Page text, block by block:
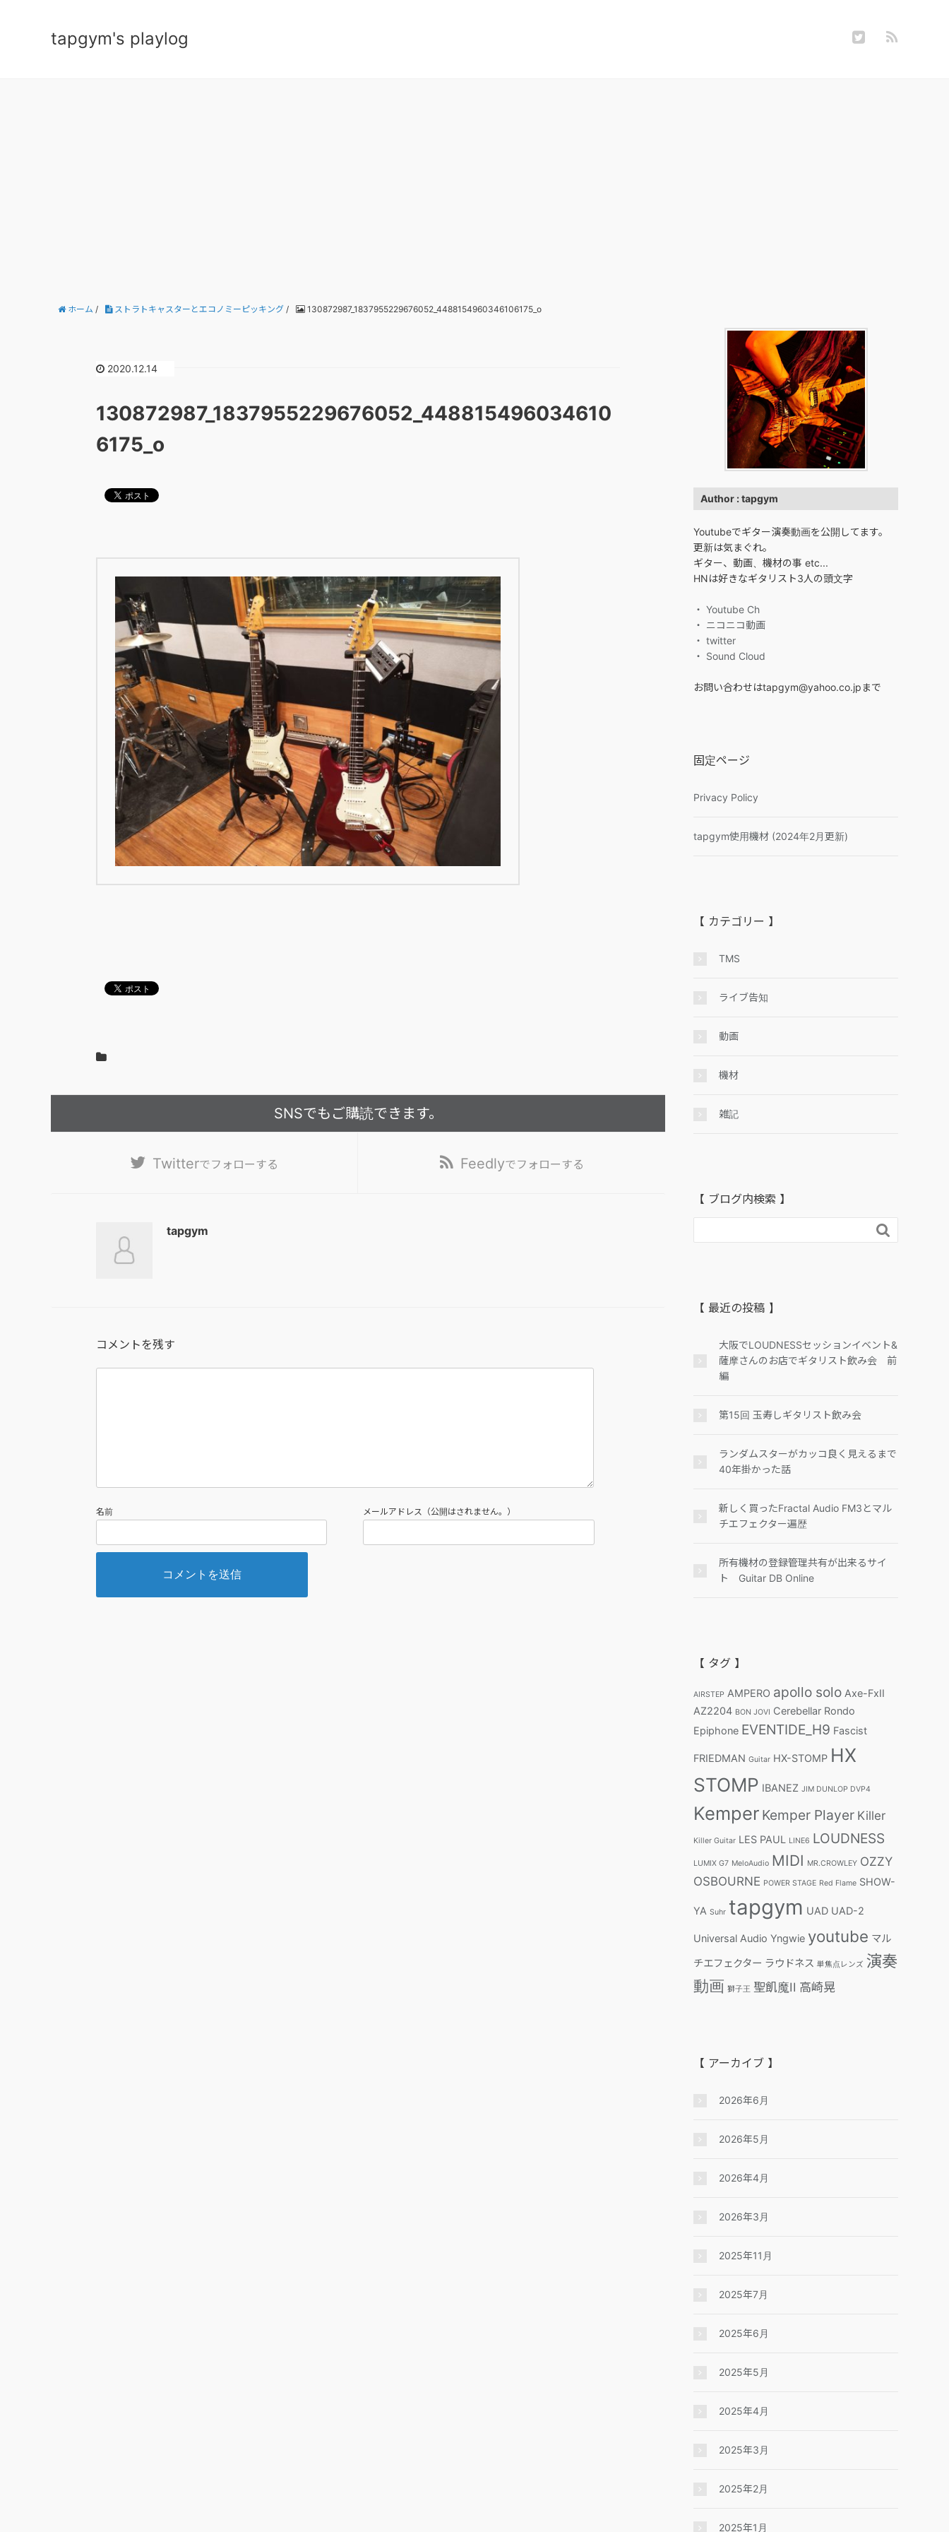
tapgym's playlog
ホーム / ストラトキャスターとエコノミーピッキング / 130872987_1837955229676052_4488154960346106175_o
2020.12.14
130872987_1837955229676052_448815496034610
6175_o
SNSでもご購読できます。
Twitterでフォローする Feedlyでフォローする
tapgym
コメントを残す
名前 メールアドレス（公開はされません。）
Author : tapgym
Youtubeでギター演奏動画を公開してます。
更新は気まぐれ。
ギター、動画、機材の事 etc...
HNは好きなギタリスト3人の頭文字
・ Youtube Ch
・ ニコニコ動画
・ twitter
・ Sound Cloud
お問い合わせはtapgym@yahoo.co.jpまで
固定ページ
Privacy Policy
tapgym使用機材 (2024年2月更新)
【 カテゴリー 】
TMS
ライブ告知
動画
機材
雑記
【 ブログ内検索 】

【 最近の投稿 】
大阪でLOUDNESSセッションイベント&
薩摩さんのお店でギタリスト飲み会 前
編
第15回 玉寿しギタリスト飲み会
ランダムスターがカッコ良く見えるまで
40年掛かった話
新しく買ったFractal Audio FM3とマル
チエフェクター遍歴
所有機材の登録管理共有が出来るサイ
ト Guitar DB Online
【 タグ 】
AIRSTEP AMPERO apollo solo Axe-FxII
AZ2204 BON JOVI Cerebellar Rondo
Epiphone EVENTIDE_H9 Fascist
FRIEDMAN Guitar HX-STOMP HX
STOMP IBANEZ JIM DUNLOP DVP4
Kemper Kemper Player Killer
Killer Guitar LES PAUL LINE6 LOUDNESS
LUMIX G7 MeloAudio MIDI MR.CROWLEY OZZY
OSBOURNE POWER STAGE Red Flame SHOW-
YA Suhr tapgym UAD UAD-2
Universal Audio Yngwie youtube マル
チエフェクター ラウドネス 単焦点レンズ 演奏
動画 獅子王 聖飢魔II 高崎晃
【 アーカイブ 】
2026年6月
2026年5月
2026年4月
2026年3月
2025年11月
2025年7月
2025年6月
2025年5月
2025年4月
2025年3月
2025年2月
2025年1月